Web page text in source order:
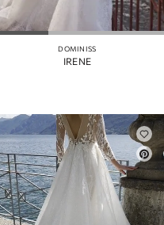
DOMINISS
IRENE